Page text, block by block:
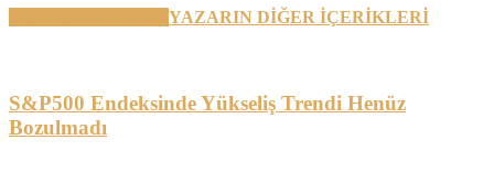
YAZARIN DİĞER İÇERİKLERİ
S&P500 Endeksinde Yükseliş Trendi Henüz
Bozulmadı